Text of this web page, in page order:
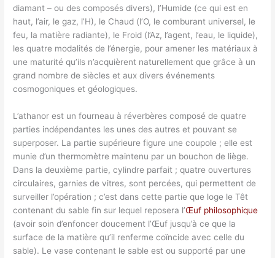
diamant – ou des composés divers), l’Humide (ce qui est en
haut, l’air, le gaz, l’H), le Chaud (l’O, le comburant universel, le
feu, la matière radiante), le Froid (l’Az, l’agent, l’eau, le liquide),
les quatre modalités de l’énergie, pour amener les matériaux à
une maturité qu’ils n’acquièrent naturellement que grâce à un
grand nombre de siècles et aux divers événements
cosmogoniques et géologiques.
L’athanor est un fourneau à réverbères composé de quatre
parties indépendantes les unes des autres et pouvant se
superposer. La partie supérieure figure une coupole ; elle est
munie d’un thermomètre maintenu par un bouchon de liège.
Dans la deuxième partie, cylindre parfait ; quatre ouvertures
circulaires, garnies de vitres, sont percées, qui permettent de
surveiller l’opération ; c’est dans cette partie que loge le Têt
contenant du sable fin sur lequel reposera l’Œuf philosophique
(avoir soin d’enfoncer doucement l’Œuf jusqu’à ce que la
surface de la matière qu’il renferme coïncide avec celle du
sable). Le vase contenant le sable est ou supporté par une